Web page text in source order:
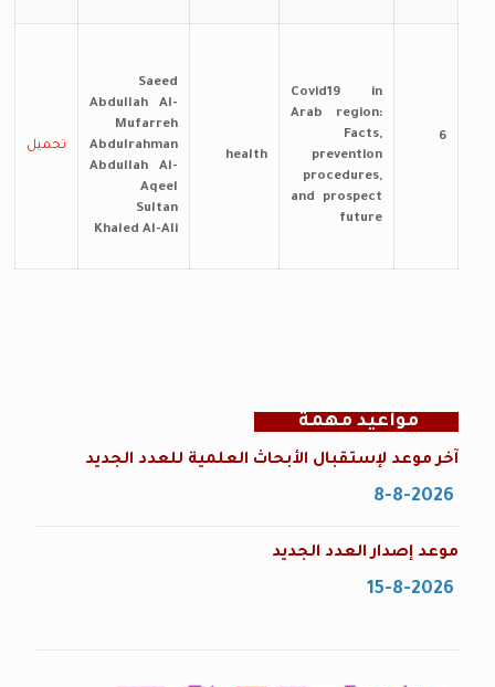
تحميل
Saeed
Abdullah Al-
Mufarreh
Abdulrahman
Abdullah Al-
Aqeel
Sultan
Khaled Al-Ali
health
Covid19 in
Arab region:
Facts,
prevention
procedures,
and prospect
future
6
مواعيد مهمة
آخر موعد لإستقبال الأبحاث العلمية للعدد الجديد
موعد إصدار العدد الجديد